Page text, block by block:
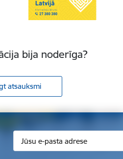
bija noderīga?
atsauksmi